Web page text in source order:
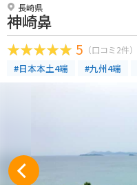
長崎県
神崎鼻
5 （口コミ2件）
#日本本土4端 #九州4端